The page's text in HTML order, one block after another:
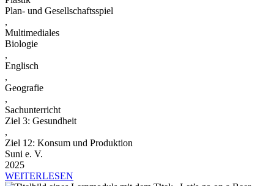
Plan- und Gesellschaftsspiel
,
Multimediales
Biologie
,
Englisch
,
Geografie
,
Sachunterricht
Ziel 3: Gesundheit
,
Ziel 12: Konsum und Produktion
Suni e. V.
2025
WEITERLESEN